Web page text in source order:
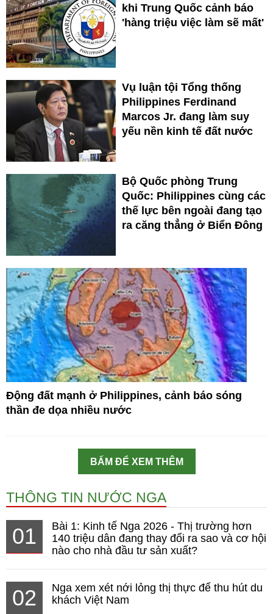
khi Trung Quốc cảnh báo
'hàng triệu việc làm sẽ mất'
Vụ luận tội Tổng thống
Philippines Ferdinand
Marcos Jr. đang làm suy
yếu nền kinh tế đất nước
Bộ Quốc phòng Trung
Quốc: Philippines cùng các
thế lực bên ngoài đang tạo
ra căng thẳng ở Biển Đông
Động đất mạnh ở Philippines, cảnh báo sóng
thần đe dọa nhiều nước
BẤM ĐỂ XEM THÊM
THÔNG TIN NƯỚC NGA
01
Bài 1: Kinh tế Nga 2026 - Thị trường hơn
140 triệu dân đang thay đổi ra sao và cơ hội
nào cho nhà đầu tư sản xuất?
02
Nga xem xét nới lỏng thị thực để thu hút du
khách Việt Nam